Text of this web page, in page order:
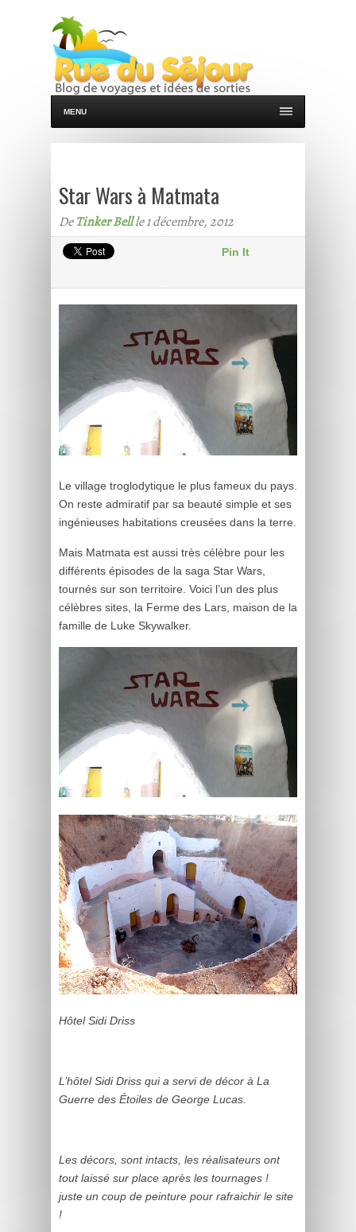
MENU
Star Wars à Matmata
DeTinker Bellle 1 décembre, 2012
Pin It
Le village troglodytique le plus fameux du pays.
On reste admiratif par sa beauté simple et ses
ingénieuses habitations creusées dans la terre.
Mais Matmata est aussi très célèbre pour les
différents épisodes de la saga Star Wars,
tournés sur son territoire. Voici l’un des plus
célèbres sites, la Ferme des Lars, maison de la
famille de Luke Skywalker.
Hôtel Sidi Driss
L’hôtel Sidi Driss qui a servi de décor à La
Guerre des Étoiles de George Lucas.
Les décors, sont intacts, les réalisateurs ont
tout laissé sur place après les tournages !
juste un coup de peinture pour rafraichir le site
!